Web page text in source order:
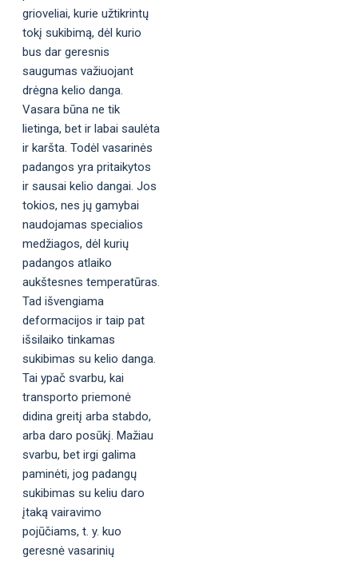
grioveliai, kurie užtikrintų
tokį sukibimą, dėl kurio
bus dar geresnis
saugumas važiuojant
drėgna kelio danga.
Vasara būna ne tik
lietinga, bet ir labai saulėta
ir karšta. Todėl vasarinės
padangos yra pritaikytos
ir sausai kelio dangai. Jos
tokios, nes jų gamybai
naudojamas specialios
medžiagos, dėl kurių
padangos atlaiko
aukštesnes temperatūras.
Tad išvengiama
deformacijos ir taip pat
išsilaiko tinkamas
sukibimas su kelio danga.
Tai ypač svarbu, kai
transporto priemonė
didina greitį arba stabdo,
arba daro posūkį. Mažiau
svarbu, bet irgi galima
paminėti, jog padangų
sukibimas su keliu daro
įtaką vairavimo
pojūčiams, t. y. kuo
geresnė vasarinių